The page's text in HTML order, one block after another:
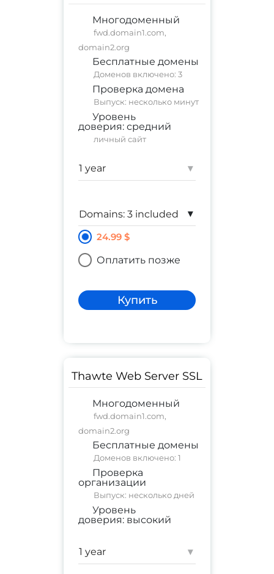
Многодоменный
fwd.domain1.com,
domain2.org
Бесплатные домены
Доменов включено: 3
Проверка домена
Выпуск: несколько минут
Уровень
доверия: средний
личный сайт
▾
▾
24.99 $
Оплатить позже
Купить
Thawte Web Server SSL
Многодоменный
fwd.domain1.com,
domain2.org
Бесплатные домены
Доменов включено: 1
Проверка
организации
Выпуск: несколько дней
Уровень
доверия: высокий
Гарантия: $ 1,250,000
▾